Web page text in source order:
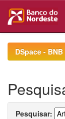
navigationDSpace -
Pesquisar: